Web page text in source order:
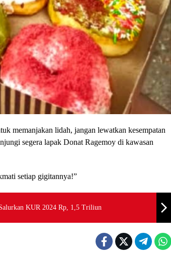
memanjakan lidah, jangan lewatkan kesempatan
segera lapak Donat Ragemoy di kawasan
setiap gigitannya!”
KUR 2024 Rp, 1,5 Triliun